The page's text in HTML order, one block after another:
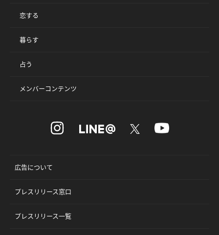
恋する
暮らす
占う
メンバーコンテンツ
広告について
プレスリリース窓口
プレスリリース一覧